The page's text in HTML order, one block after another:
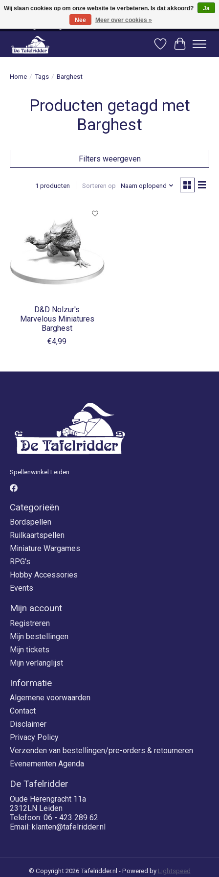
Vanaf 80 euro gratis verzending binnen Nederland! Vanaf 100 euro gratis
verzending naar België en Duitsland!
Verlanglijst
Home / Tags / Barghest
Producten getagd met
Barghest
Filters weergeven
1 producten Sorteren op Naam oplopend
D&D Nolzur's
Marvelous Miniatures
Barghest
€4,99
Spellenwinkel Leiden
Categorieën
Bordspellen
Ruilkaartspellen
Miniature Wargames
RPG's
Hobby Accessories
Events
Mijn account
Registreren
Mijn bestellingen
Mijn tickets
Mijn verlanglijst
Informatie
Algemene voorwaarden
Contact
Disclaimer
Privacy Policy
Verzenden van bestellingen/pre-orders & retourneren
Evenementen Agenda
De Tafelridder
Oude Herengracht 11a
2312LN Leiden
Telefoon: 06 - 423 289 62
Email: klanten@tafelridder.nl
© Copyright 2026 Tafelridder.nl - Powered by Lightspeed
Wij slaan cookies op om onze website te verbeteren. Is dat akkoord?
Ja
Nee
Meer over cookies »